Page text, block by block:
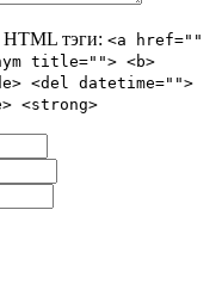
HTML тэги: <a href=""
title=""> <b>
<del datetime="">
<strong>